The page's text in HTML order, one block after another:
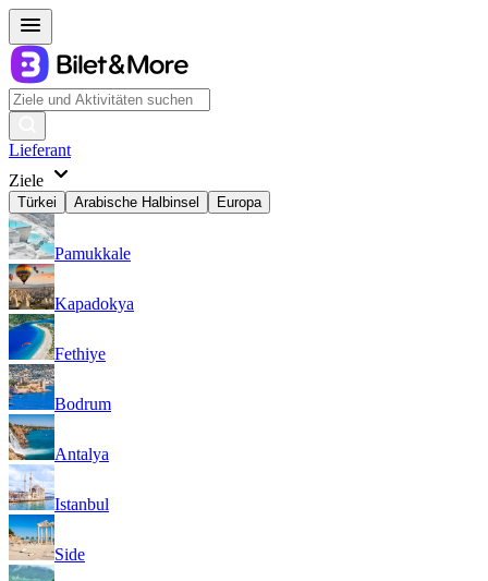
Lieferant
Ziele
Türkei Arabische Halbinsel Europa
Pamukkale
Kapadokya
Fethiye
Bodrum
Antalya
Istanbul
Side